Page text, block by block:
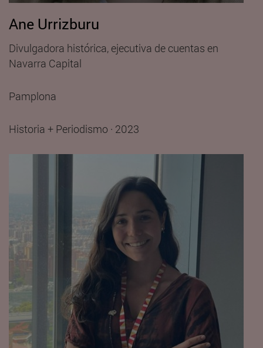
Ane Urrizburu
Divulgadora histórica, ejecutiva de cuentas en
Navarra Capital
Pamplona
Historia + Periodismo · 2023